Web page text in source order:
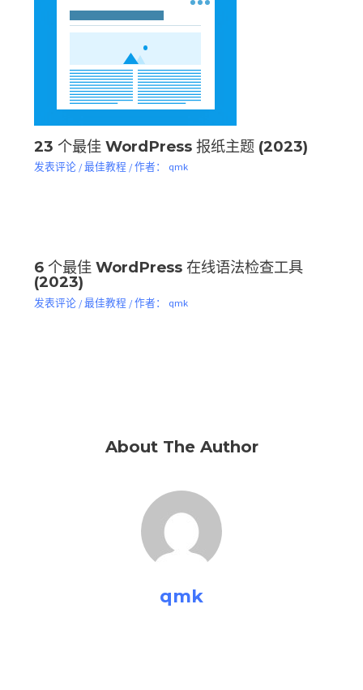
23 个最佳 WordPress 报纸主题 (2023)
发表评论 /最佳教程 / 作者： qmk
6 个最佳 WordPress 在线语法检查工具
(2023)
发表评论 /最佳教程 / 作者： qmk
About The Author
qmk